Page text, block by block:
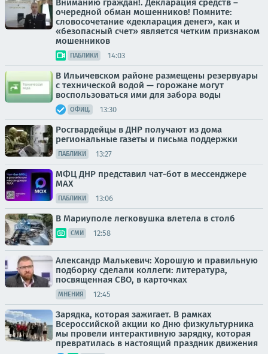
Вниманию граждан!. Декларация средств –
очередной обман мошенников! Помните:
словосочетание «декларация денег», как и
«безопасный счет» является четким признаком
мошенников
ПАБЛИКИ 14:03
В Ильичевском районе размещены резервуары
с технической водой — горожане могут
воспользоваться ими для забора воды
ОФИЦ. 13:30
Росгвардейцы в ДНР получают из дома
региональные газеты и письма поддержки
ПАБЛИКИ 13:27
МФЦ ДНР представил чат-бот в мессенджере
MAX
ПАБЛИКИ 13:06
В Мариуполе легковушка влетела в столб
СМИ 12:58
Александр Малькевич: Хорошую и правильную
подборку сделали коллеги: литература,
посвященная СВО, в карточках
МНЕНИЯ 12:45
Зарядка, которая зажигает. В рамках
Всероссийской акции ко Дню физкультурника
мы провели интерактивную зарядку, которая
превратилась в настоящий праздник движения